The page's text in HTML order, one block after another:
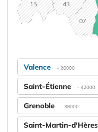
07
15 43
Valence - 26000
Saint-Étienne - 42000
Grenoble - 38000
Saint-Martin-d'Hères